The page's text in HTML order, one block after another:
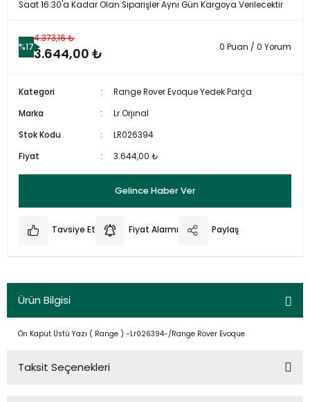
Saat 16:30'a Kadar Olan Siparişler Aynı Gün Kargoya Verilecektir
%17
4.373,16 ₺
3.644,00 ₺ 0 Puan / 0 Yorum
Kategori
Range Rover Evoque Yedek Parça
Marka
Lr.Orjınal
Stok Kodu
LR026394
Fiyat
3.644,00 ₺
Gelince Haber Ver
Tavsiye Et Fiyat Alarmı Paylaş
Ürün Bilgisi
Ön Kaput Üstü Yazı ( Range ) -Lr026394-/Range Rover Evoque
Taksit Seçenekleri